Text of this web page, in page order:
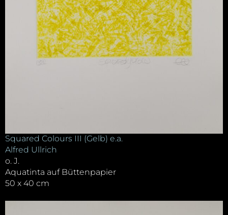
Squared Colours III (Gelb) e.a.
Alfred Ullrich
o. J.
Aquatinta auf Büttenpapier
50 x 40 cm